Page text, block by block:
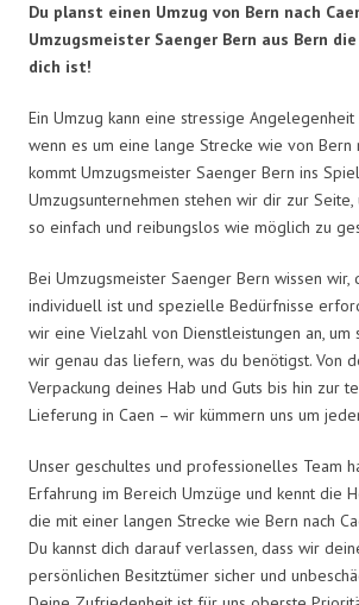
Du planst einen Umzug von Bern nach
Umzugsmeister Saenger Bern aus Bern
dich ist!
Ein Umzug kann eine stressige
wenn es um eine lange Strecke wie von Bern
kommt Umzugsmeister Saenger Bern ins
Umzugsunternehmen stehen wir dir zur Seite,
so einfach und reibungslos wie möglich zu
Bei Umzugsmeister Saenger Bern wissen wir,
individuell ist und spezielle Bedürfnisse
wir eine Vielzahl von Dienstleistungen an, um
wir genau das liefern, was du benötigst. Von
Verpackung deines Hab und Guts bis hin zur
Lieferung in Caen – wir kümmern uns um
Unser geschultes und professionelles Team
Erfahrung im Bereich Umzüge und kennt die
die mit einer langen Strecke wie Bern nach
Du kannst dich darauf verlassen, dass wir
persönlichen Besitztümer sicher und